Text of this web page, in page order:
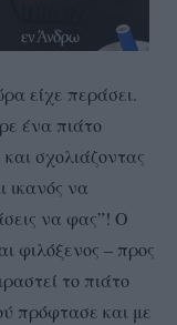
είχε περάσει.
ένα πιάτο
σχολιάζοντας
ικανός να
να φας”! Ο
φιλόξενος – προς
το πιάτο
πρόφτασε και με